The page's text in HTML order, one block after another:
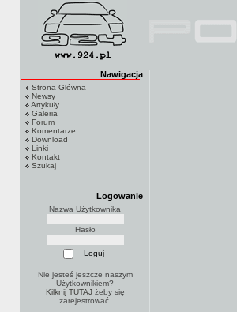
Nawigacja
Strona Główna
Newsy
Artykuły
Galeria
Forum
Komentarze
Download
Linki
Kontakt
Szukaj
Logowanie
Nazwa Użytkownika
Hasło
Nie jesteś jeszcze naszym
Użytkownikiem?
Kilknij TUTAJżeby się
zarejestrować.